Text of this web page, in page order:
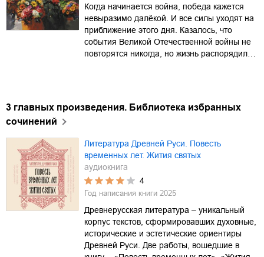
Когда начинается война, победа кажется
невыразимо далёкой. И все силы уходят на
приближение этого дня. Казалось, что
события Великой Отечественной войны не
повторятся никогда, но жизнь распорядил…
3 главных произведения. Библиотека избранных
сочинений
Литература Древней Руси. Повесть
временных лет. Жития святых
аудиокнига
4
Год написания книги 2025
Древнерусская литература – уникальный
корпус текстов, сформировавших духовные,
исторические и эстетические ориентиры
Древней Руси. Две работы, вошедшие в